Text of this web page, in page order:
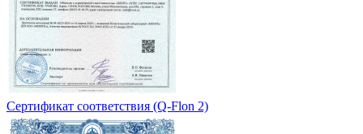
Сертификат соответствия (Q-Flon 2)